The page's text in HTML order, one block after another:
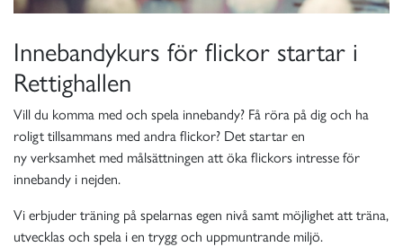
Innebandykurs för flickor startar i
Rettighallen
Vill du komma med och spela innebandy? Få röra på dig och ha
roligt tillsammans med andra flickor? Det startar en
ny verksamhet med målsättningen att öka flickors intresse för
innebandy i nejden.
Vi erbjuder träning på spelarnas egen nivå samt möjlighet att träna,
utvecklas och spela i en trygg och uppmuntrande miljö.